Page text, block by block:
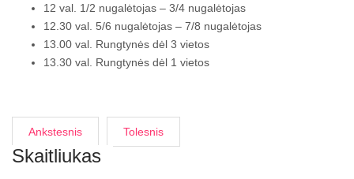
12 val. 1/2 nugalėtojas – 3/4 nugalėtojas
12.30 val. 5/6 nugalėtojas – 7/8 nugalėtojas
13.00 val. Rungtynės dėl 3 vietos
13.30 val. Rungtynės dėl 1 vietos
Ankstesnis Tolesnis
Skaitliukas